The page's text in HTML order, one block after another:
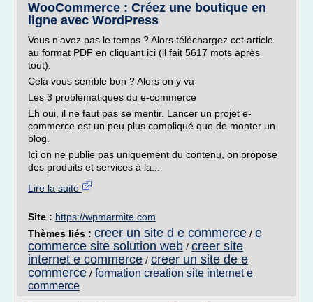
WooCommerce : Créez une boutique en
ligne avec WordPress
Vous n'avez pas le temps ? Alors téléchargez cet article
au format PDF en cliquant ici (il fait 5617 mots après
tout).
Cela vous semble bon ? Alors on y va
Les 3 problématiques du e-commerce
Eh oui, il ne faut pas se mentir. Lancer un projet e-
commerce est un peu plus compliqué que de monter un
blog.
Ici on ne publie pas uniquement du contenu, on propose
des produits et services à la...
Lire la suite
Site : https://wpmarmite.com
Thèmes liés : creer un site d e commerce / e
commerce site solution web / creer site
internet e commerce / creer un site de e
commerce / formation creation site internet e
commerce